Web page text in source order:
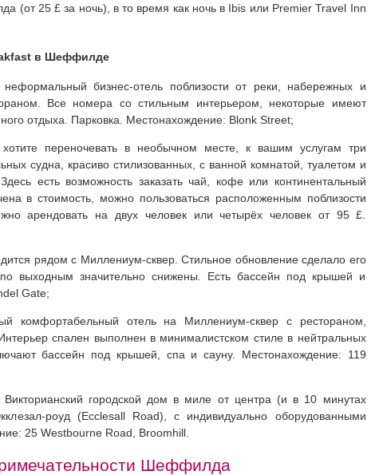
(от 25 £ за ночь), в то время как ночь в Ibis или Premier Travel Inn
в Шеффилде
бизнес-отель поблизости от реки, набережных и
Все номера со стильным интерьером, некоторые имеют
отдыха. Парковка. Местонахождение: Blonk Street;
переночевать в необычном месте, к вашим услугам три
судна, красиво стилизованных, с ванной комнатой, туалетом и
есть возможность заказать чай, кофе или континентальный
в стоимость, можно пользоваться расположенным поблизости
арендовать на двух человек или четырёх человек от 95 £.
рядом с Миллениум-сквер. Стильное обновление сделало его
выходным значительно снижены. Есть бассейн под крышей и
Gate;
комфортабельный отель на Миллениум-сквер с рестораном,
спален выполнен в минималистском стиле в нейтральных
бассейн под крышей, спа и сауну. Местонахождение: 119
Викторианский городской дом в миле от центра (и в 10 минутах
роуд (Ecclesall Road), с индивидуально оборудованными
25 Westbourne Road, Broomhill.
Шеффилда